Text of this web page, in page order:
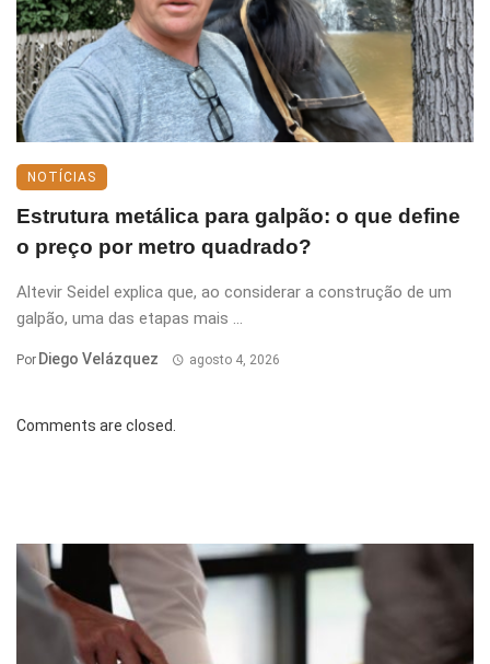
NOTÍCIAS
Estrutura metálica para galpão: o que define
o preço por metro quadrado?
Altevir Seidel explica que, ao considerar a construção de um
galpão, uma das etapas mais ...
Por Diego Velázquez agosto 4, 2026
Comments are closed.